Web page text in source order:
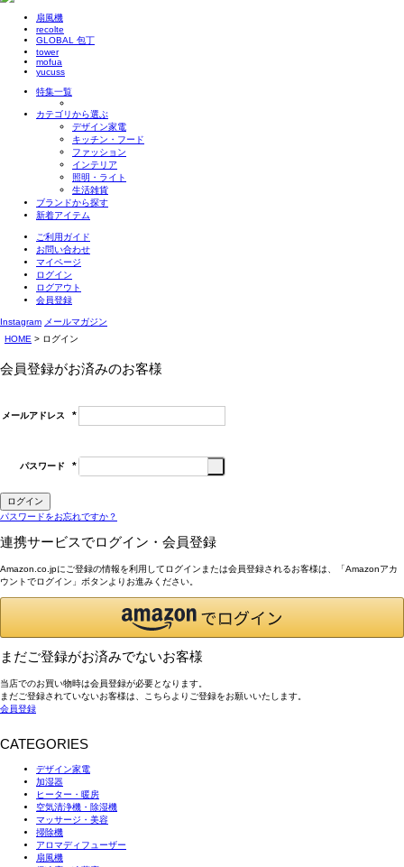
扇風機
recolte
GLOBAL 包丁
tower
mofua
yucuss
特集一覧
カテゴリから選ぶ
デザイン家電
キッチン・フード
ファッション
インテリア
照明・ライト
生活雑貨
ブランドから探す
新着アイテム
ご利用ガイド
お問い合わせ
マイページ
ログイン
ログアウト
会員登録
Instagram メールマガジン
HOME
ログイン
会員登録がお済みのお客様
メールアドレス
(必
パスワード
ログイン
パスワードをお忘れですか？
連携サービスでログイン・会員登録
Amazon.co.jpにご登録の情報を利用してログインまたは会員登録されるお客様は、「Amazonアカ
ウントでログイン」ボタンよりお進みください。
まだご登録がお済みでないお客様
当店でのお買い物時は会員登録が必要となります。
まだご登録されていないお客様は、こちらよりご登録をお願いいたします。
会員登録
CATEGORIES
デザイン家電
加湿器
ヒーター・暖房
空気清浄機・除湿機
マッサージ・美容
掃除機
アロマディフューザー
扇風機